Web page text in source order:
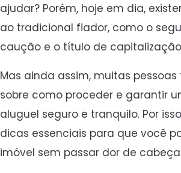
ajudar? Porém, hoje em dia,
ao tradicional fiador, como o
caução e o título de
Mas ainda assim, muitas
sobre como proceder e garantir
aluguel seguro e tranquilo. Por
dicas essenciais para que você
imóvel sem passar dor de